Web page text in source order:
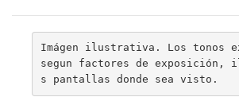
Imágen ilustrativa. Los tonos
segun factores de exposición,
s pantallas donde sea visto.